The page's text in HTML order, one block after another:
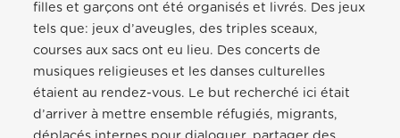
filles et garçons ont été organisés et livrés. Des jeux
tels que: jeux d’aveugles, des triples sceaux,
courses aux sacs ont eu lieu. Des concerts de
musiques religieuses et les danses culturelles
étaient au rendez-vous. Le but recherché ici était
d’arriver à mettre ensemble réfugiés, migrants,